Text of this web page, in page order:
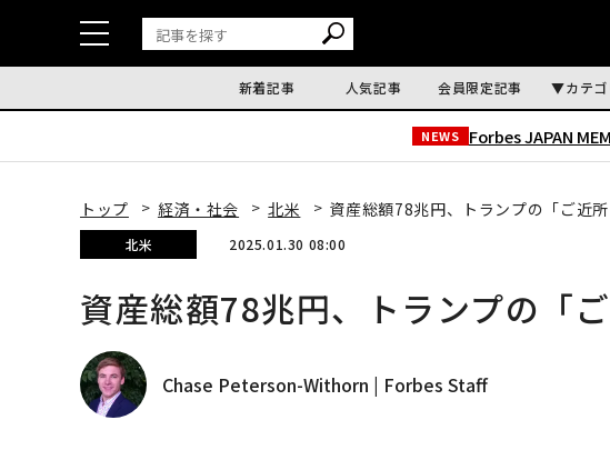
新着記事 人気記事 会員限定記事 カテゴ
NEWS Forbes JAPAN
トップ 経済・社会 北米 資産総額78兆円、トランプの「ご近
北米 2025.01.30 08:00
資産総額78兆円、トランプの「
Chase Peterson-Withorn | Forbes Staff